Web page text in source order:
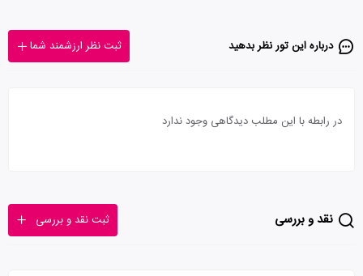
درباره این تور‌ نظر بدهید ثبت نظر ارزشمند شما
در رابطه با این مطلب دیدگاهی وجود ندارد
نقد و بررسی ثبت نقد و بررسی